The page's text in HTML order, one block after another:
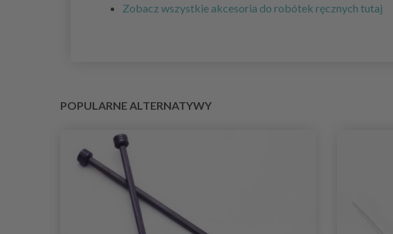
Zobacz wszystkie akcesoria do robótek ręcznych tutaj
POPULARNE ALTERNATYWY